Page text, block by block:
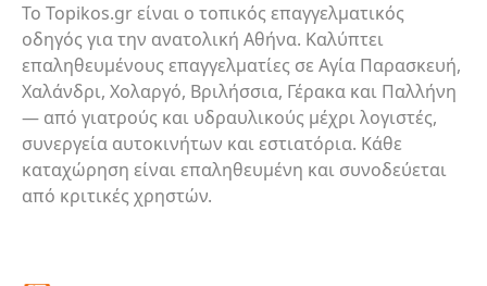
Το Topikos.gr είναι ο τοπικός επαγγελματικός
οδηγός για την ανατολική Αθήνα. Καλύπτει
επαληθευμένους επαγγελματίες σε Αγία Παρασκευή,
Χαλάνδρι, Χολαργό, Βριλήσσια, Γέρακα και Παλλήνη
— από γιατρούς και υδραυλικούς μέχρι λογιστές,
συνεργεία αυτοκινήτων και εστιατόρια. Κάθε
καταχώρηση είναι επαληθευμένη και συνοδεύεται
από κριτικές χρηστών.